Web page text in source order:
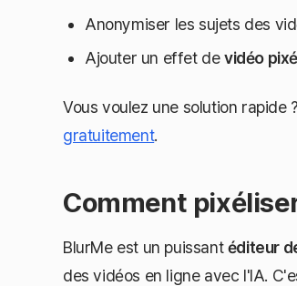
Anonymiser les sujets des
Ajouter un effet devidéo
Vous voulez une solution rapide
gratuitement.
Comment
BlurMe est un puissantéditeur
des vidéos en ligne avec l'IA.